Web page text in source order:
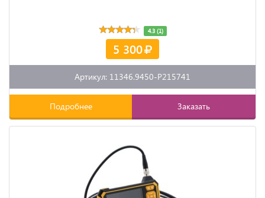
4.3 (1)
5 300
Артикул: 11346.9450-P215741
Подробнее Заказать